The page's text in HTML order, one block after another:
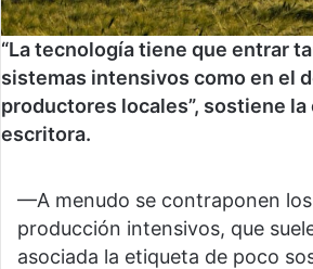
“La tecnología tiene que entrar
sistemas intensivos como en el
productores locales”, sostiene
escritora.
—A menudo se contraponen
producción intensivos, que
asociada la etiqueta de poco